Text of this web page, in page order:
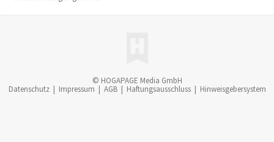
© HOGAPAGE Media GmbH
Datenschutz | Impressum | AGB | Haftungsausschluss | Hinweisgebersystem